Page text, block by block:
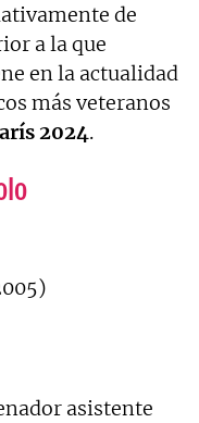
de
a la que
en la actualidad
más veteranos
2024.
asistente